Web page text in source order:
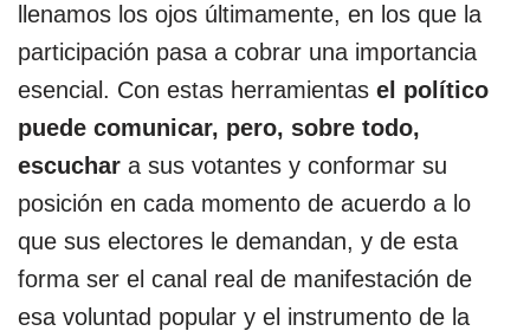
llenamos los ojos últimamente, en los que la
participación pasa a cobrar una importancia
esencial. Con estas herramientas el político
puede comunicar, pero, sobre todo,
escuchar a sus votantes y conformar su
posición en cada momento de acuerdo a lo
que sus electores le demandan, y de esta
forma ser el canal real de manifestación de
esa voluntad popular y el instrumento de la